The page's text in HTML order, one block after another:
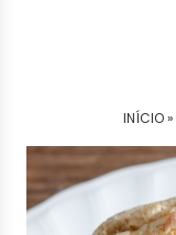
INÍCIO »